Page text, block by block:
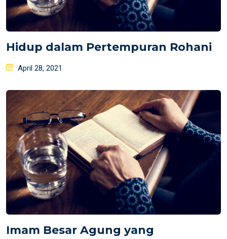
Hidup dalam Pertempuran Rohani
Posted
April 28, 2021
Imam Besar Agung yang